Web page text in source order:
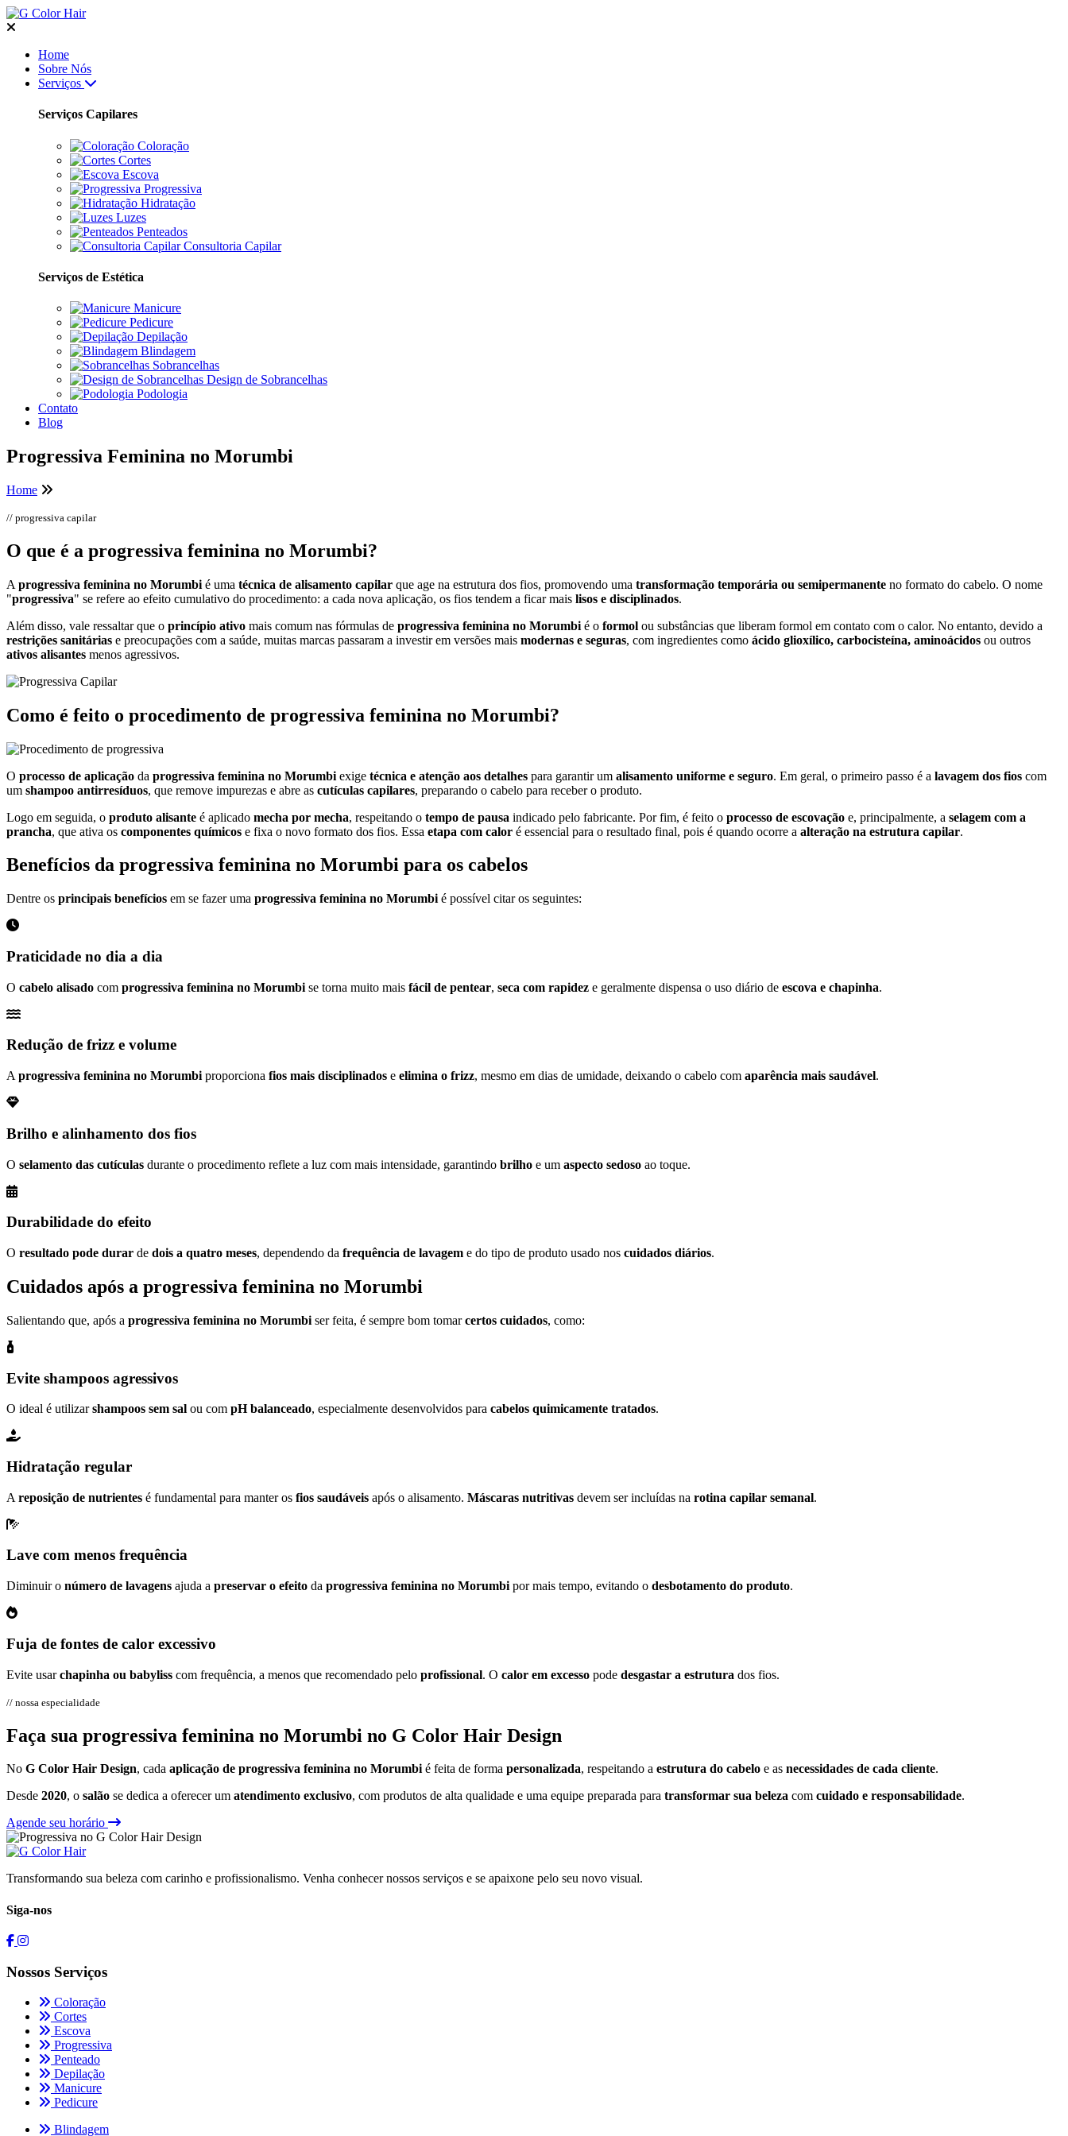
Home
Sobre Nós
Serviços
Serviços Capilares
Coloração
Cortes
Escova
Progressiva
Hidratação
Luzes
Penteados
Consultoria Capilar
Serviços de Estética
Manicure
Pedicure
Depilação
Blindagem
Sobrancelhas
Design de Sobrancelhas
Podologia
Contato
Blog
Progressiva Feminina no Morumbi
Home
// progressiva capilar
O que é a progressiva feminina no Morumbi?
A progressiva feminina no Morumbi é uma técnica de alisamento capilar que age na estrutura dos fios, promovendo uma transformação temporária ou semipermanente no formato do cabelo. O nome
"progressiva" se refere ao efeito cumulativo do procedimento: a cada nova aplicação, os fios tendem a ficar mais lisos e disciplinados.
Além disso, vale ressaltar que o princípio ativo mais comum nas fórmulas de progressiva feminina no Morumbi é o formol ou substâncias que liberam formol em contato com o calor. No entanto, devido a
restrições sanitárias e preocupações com a saúde, muitas marcas passaram a investir em versões mais modernas e seguras, com ingredientes como ácido glioxílico, carbocisteína, aminoácidos ou outros
ativos alisantes menos agressivos.
Como é feito o procedimento de progressiva feminina no Morumbi?
O processo de aplicação da progressiva feminina no Morumbi exige técnica e atenção aos detalhes para garantir um alisamento uniforme e seguro. Em geral, o primeiro passo é a lavagem dos fios com
um shampoo antirresíduos, que remove impurezas e abre as cutículas capilares, preparando o cabelo para receber o produto.
Logo em seguida, o produto alisante é aplicado mecha por mecha, respeitando o tempo de pausa indicado pelo fabricante. Por fim, é feito o processo de escovação e, principalmente, a selagem com a
prancha, que ativa os componentes químicos e fixa o novo formato dos fios. Essa etapa com calor é essencial para o resultado final, pois é quando ocorre a alteração na estrutura capilar.
Benefícios da progressiva feminina no Morumbi para os cabelos
Dentre os principais benefícios em se fazer uma progressiva feminina no Morumbi é possível citar os seguintes:
Praticidade no dia a dia
O cabelo alisado com progressiva feminina no Morumbi se torna muito mais fácil de pentear, seca com rapidez e geralmente dispensa o uso diário de escova e chapinha.
Redução de frizz e volume
A progressiva feminina no Morumbi proporciona fios mais disciplinados e elimina o frizz, mesmo em dias de umidade, deixando o cabelo com aparência mais saudável.
Brilho e alinhamento dos fios
O selamento das cutículas durante o procedimento reflete a luz com mais intensidade, garantindo brilho e um aspecto sedoso ao toque.
Durabilidade do efeito
O resultado pode durar de dois a quatro meses, dependendo da frequência de lavagem e do tipo de produto usado nos cuidados diários.
Cuidados após a progressiva feminina no Morumbi
Salientando que, após a progressiva feminina no Morumbi ser feita, é sempre bom tomarcertos cuidados, como:
Evite shampoos agressivos
O ideal é utilizarshampoos sem sal ou com pH balanceado, especialmente desenvolvidos para cabelos quimicamente tratados.
Hidratação regular
A reposição de nutrientes é fundamental para manter os fios saudáveis após o alisamento. Máscaras nutritivas devem ser incluídas na rotina capilar semanal.
Lave com menos frequência
Diminuir o número de lavagens ajuda a preservar o efeito da progressiva feminina no Morumbi por mais tempo, evitando o desbotamento do produto.
Fuja de fontes de calor excessivo
Evite usarchapinha ou babyliss com frequência, a menos que recomendado pelo profissional. O calor em excesso pode desgastar a estrutura dos fios.
// nossa especialidade
Faça sua progressiva feminina no Morumbi no G Color Hair Design
No G Color Hair Design, cada aplicação de progressiva feminina no Morumbié feita de forma personalizada, respeitando a estrutura do cabelo e as necessidades de cada cliente.
Desde 2020, o salão se dedica a oferecer um atendimento exclusivo, com produtos de alta qualidade e uma equipe preparada para transformar sua beleza com cuidado e responsabilidade.
Agende seu horário
Transformando sua beleza com carinho e profissionalismo. Venha conhecer nossos serviços e se apaixone pelo seu novo visual.
Siga-nos
Nossos Serviços
Coloração
Cortes
Escova
Progressiva
Penteado
Depilação
Manicure
Pedicure
Blindagem